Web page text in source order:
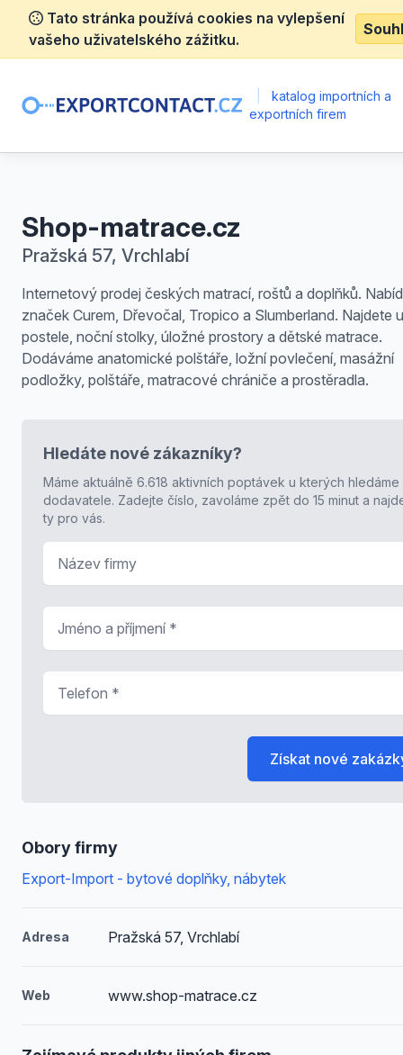
Tato stránka používá cookies na vylepšení
vašeho uživatelského zážitku.
katalog importních a
exportních firem
Shop-matrace.cz
Pražská 57, Vrchlabí
Internetový prodej českých matrací, roštů a doplňků.
značek Curem, Dřevočal, Tropico a Slumberland. Najdete
postele, noční stolky, úložné prostory a dětské matrace.
Dodáváme anatomické polštáře, ložní povlečení, masážní
podložky, polštáře, matracové chrániče a prostěradla.
Obory firmy
Export-Import - bytové doplňky, nábytek
Adresa Pražská 57, Vrchlabí
Web www.shop-matrace.cz
Hledáte nové zákazníky?
Máme aktuálně 6.618 aktivních poptávek u kterých hledáme
dodavatele. Zadejte číslo, zavoláme zpět do 15 minut a
ty pro vás.
Získat nové